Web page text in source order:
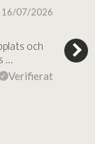
16/07/2026
och
…
Verifierat
Jag